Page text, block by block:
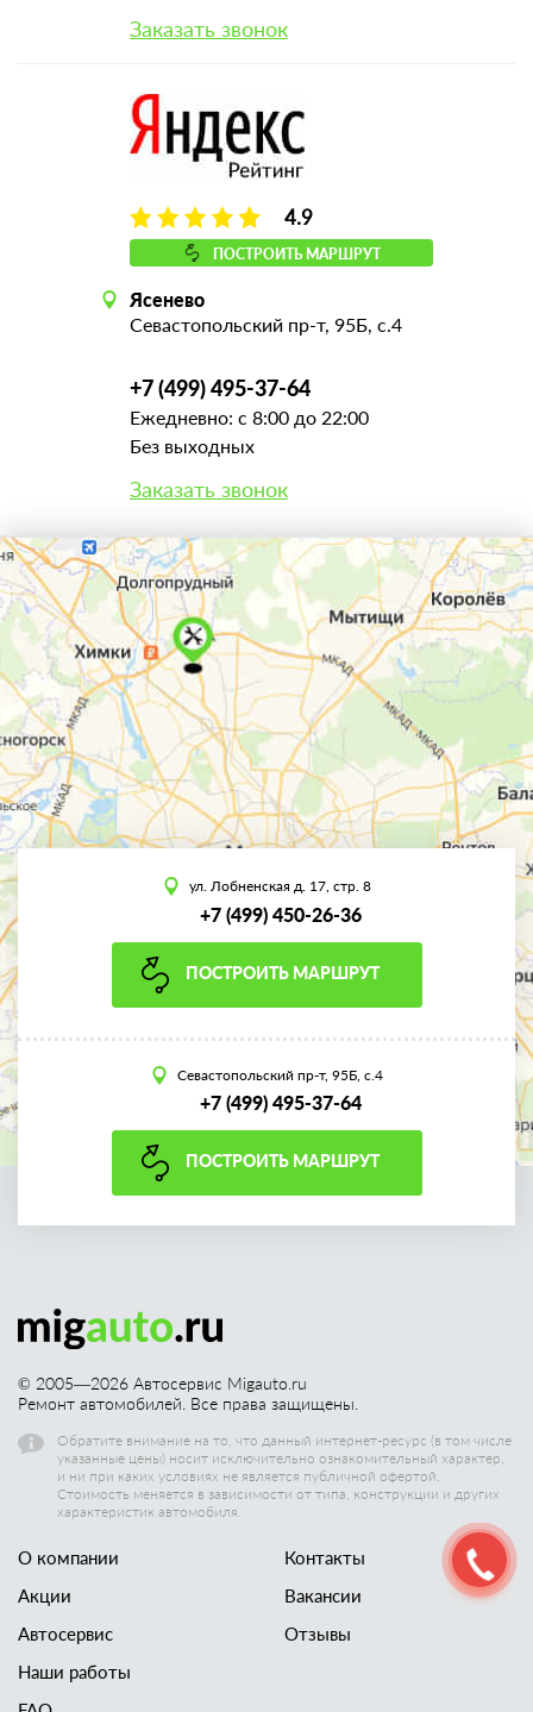
Заказать звонок
4.9
ПОСТРОИТЬ МАРШРУТ
Ясенево
Севастопольский пр-т, 95Б, с.4
+7 (499) 495-37-64
Ежедневно: с 8:00 до 22:00
Без выходных
Заказать звонок
ул. Лобненская д. 17, стр. 8
+7 (499) 450-26-36
ПОСТРОИТЬ МАРШРУТ
Севастопольский пр-т, 95Б, с.4
+7 (499) 495-37-64
ПОСТРОИТЬ МАРШРУТ
© 2005—2026 Автосервис Migauto.ru
Ремонт автомобилей. Все права защищены.
Обратите внимание на то, что данный интернет-ресурс (в том числе
указанные цены) носит исключительно ознакомительный характер,
и ни при каких условиях не является публичной офертой.
Стоимость меняется в зависимости от типа, конструкции и других
характеристик автомобиля.
О компании
Акции
Автосервис
Наши работы
Контакты
Вакансии
Отзывы